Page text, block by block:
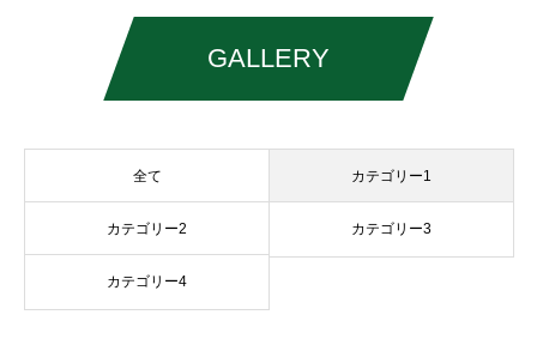
GALLERY
全て カテゴリー1
カテゴリー2 カテゴリー3
カテゴリー4